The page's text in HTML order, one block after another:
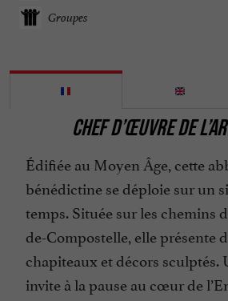
Groupes
CHEF D’ŒUVRE DE
Édifiée au Moyen Âge, cette
bénédictine se déploie sur un
temps. Située sur les chemins
de-Compostelle, elle présente
chapiteaux et décors sculptés.
invite à la pause au cœur de